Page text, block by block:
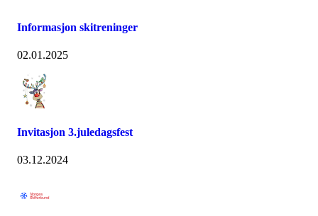
Informasjon skitreninger
02.01.2025
Invitasjon 3.juledagsfest
03.12.2024